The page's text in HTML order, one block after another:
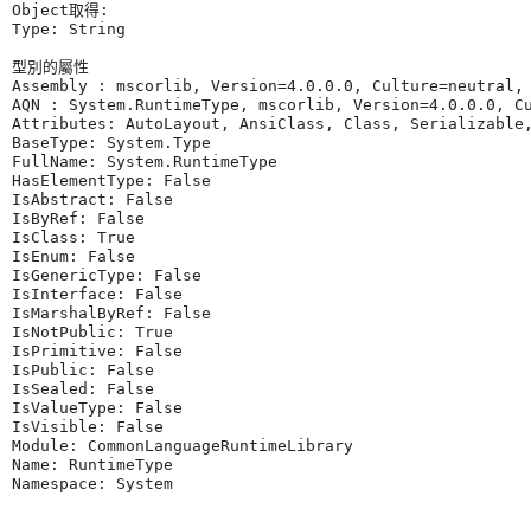
Object取得:
Type: String
型別的屬性
Assembly : mscorlib, Version=4.0.0.0, Culture=neutral,
AQN : System.RuntimeType, mscorlib, Version=4.0.0.0,
Attributes: AutoLayout, AnsiClass, Class,
BaseType: System.Type
FullName: System.RuntimeType
HasElementType: False
IsAbstract: False
IsByRef: False
IsClass: True
IsEnum: False
IsGenericType: False
IsInterface: False
IsMarshalByRef: False
IsNotPublic: True
IsPrimitive: False
IsPublic: False
IsSealed: False
IsValueType: False
IsVisible: False
Module: CommonLanguageRuntimeLibrary
Name: RuntimeType
Namespace: System